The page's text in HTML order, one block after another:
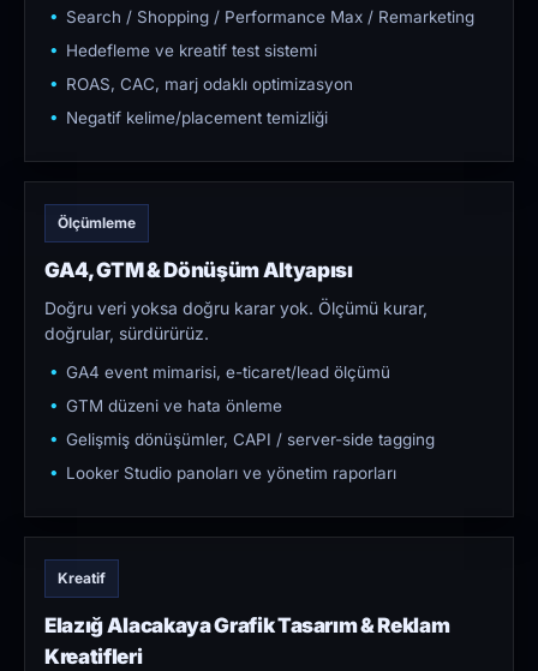
Search / Shopping / Performance Max / Remarketing
Hedefleme ve kreatif test sistemi
ROAS, CAC, marj odaklı optimizasyon
Negatif kelime/placement temizliği
Ölçümleme
GA4, GTM & Dönüşüm Altyapısı
Doğru veri yoksa doğru karar yok. Ölçümü kurar,
doğrular, sürdürürüz.
GA4 event mimarisi, e-ticaret/lead ölçümü
GTM düzeni ve hata önleme
Gelişmiş dönüşümler, CAPI / server-side tagging
Looker Studio panoları ve yönetim raporları
Kreatif
Elazığ Alacakaya Grafik Tasarım & Reklam
Kreatifleri